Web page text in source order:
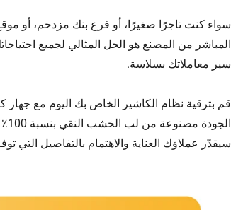
سير معاملاتك بسلاسة.
قم بترقية نظام الكاشير الخاص بك اليوم مع
سيقدّر عملاؤك العناية والاهتمام بالتفاصيل التي